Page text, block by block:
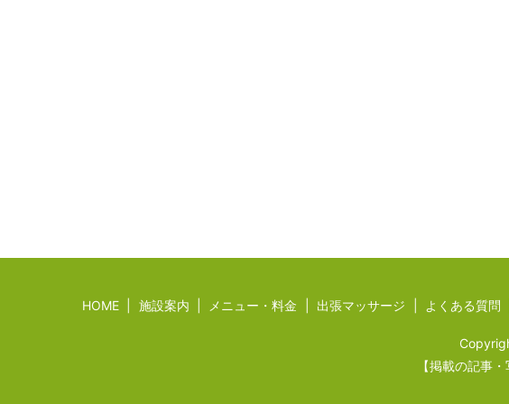
HOME 施設案内 メニュー・料金 出張マッサージ よくある質問
【掲載の記事